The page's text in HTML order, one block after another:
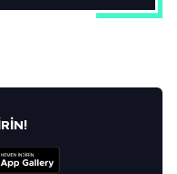
daha işlevsel
yer alan panel
ilişkin detaylı bilgi
Çerez Bilgilendirme